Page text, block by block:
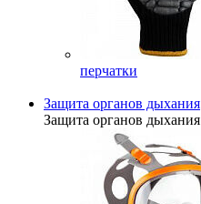
перчатки
Защита органов дыхания
Защита органов дыхания